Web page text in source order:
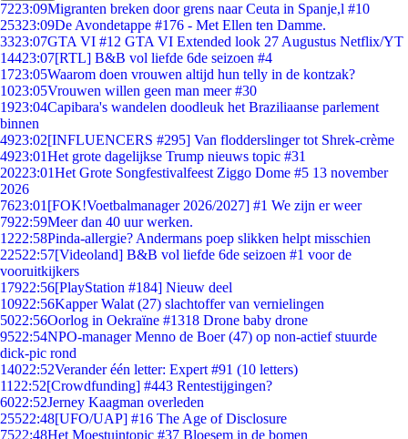
7223:09Migranten breken door grens naar Ceuta in Spanje,l #10
25323:09De Avondetappe #176 - Met Ellen ten Damme.
3323:07GTA VI #12 GTA VI Extended look 27 Augustus Netflix/YT
14423:07[RTL] B&B vol liefde 6de seizoen #4
1723:05Waarom doen vrouwen altijd hun telly in de kontzak?
1023:05Vrouwen willen geen man meer #30
1923:04Capibara's wandelen doodleuk het Braziliaanse parlement
binnen
4923:02[INFLUENCERS #295] Van flodderslinger tot Shrek-crème
4923:01Het grote dagelijkse Trump nieuws topic #31
20223:01Het Grote Songfestivalfeest Ziggo Dome #5 13 november
2026
7623:01 [FOK!Voetbalmanager 2026/2027] #1 We zijn er weer
7922:59Meer dan 40 uur werken.
1222:58Pinda-allergie? Andermans poep slikken helpt misschien
22522:57[Videoland] B&B vol liefde 6de seizoen #1 voor de
vooruitkijkers
17922:56[PlayStation #184] Nieuw deel
10922:56Kapper Walat (27) slachtoffer van vernielingen
5022:56Oorlog in Oekraïne #1318 Drone baby drone
9522:54NPO-manager Menno de Boer (47) op non-actief stuurde
dick-pic rond
14022:52Verander één letter: Expert #91 (10 letters)
11 22:52[Crowdfunding] #443 Rentestijgingen?
6022:52Jerney Kaagman overleden
25522:48[UFO/UAP] #16 The Age of Disclosure
7522:48Het Moestuintopic #37 Bloesem in de bomen